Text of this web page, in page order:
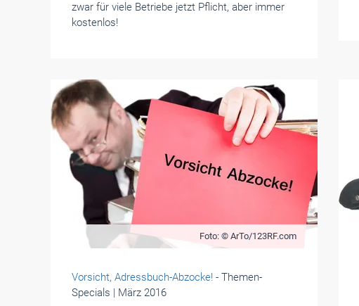
zwar für viele Betriebe jetzt Pflicht, aber immer
kostenlos!
Foto: © ArTo/123RF.com
Vorsicht, Adressbuch-Abzocke! - Themen-
Specials | März 2016